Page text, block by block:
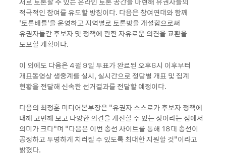
적극적인 참여를 유도할 방침이다. 다음은 참여연대와 함께
‘토론배틀’을 운영하고 지역별로 토론방을 개설함으로써
유권자들간 후보자 및 정책에 관한 자유로운 의견을 교환을
도모할 계획이다.
이 외에도 다음은 4월 9일 투표가 완료된 오후6시 이후부터
개표동영상 생중계를 실시, 실시간으로 정당별 개표 및 집계
현황을 전달해 신속한 선거결과를 전달할 예정이다.
다음의 최정훈 미디어본부장은 “유권자 스스로가 후보자 정책에
대해 고민해 보고 다양한 의견을 개진할 수 있는 장이라는 점에서
의미가 크다”며 “다음은 이번 총선 사이트를 통해 18대 총선이
공정하고 투명하게 치러질 수 있도록 최대한 지원할 것”이라고
밝혔다.